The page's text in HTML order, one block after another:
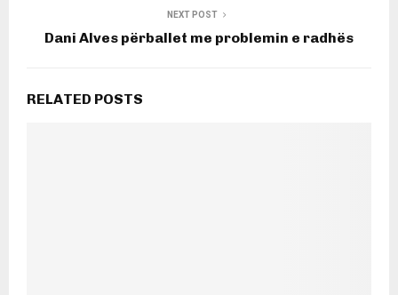
NEXT POST
Dani Alves përballet me problemin e radhës
RELATED POSTS